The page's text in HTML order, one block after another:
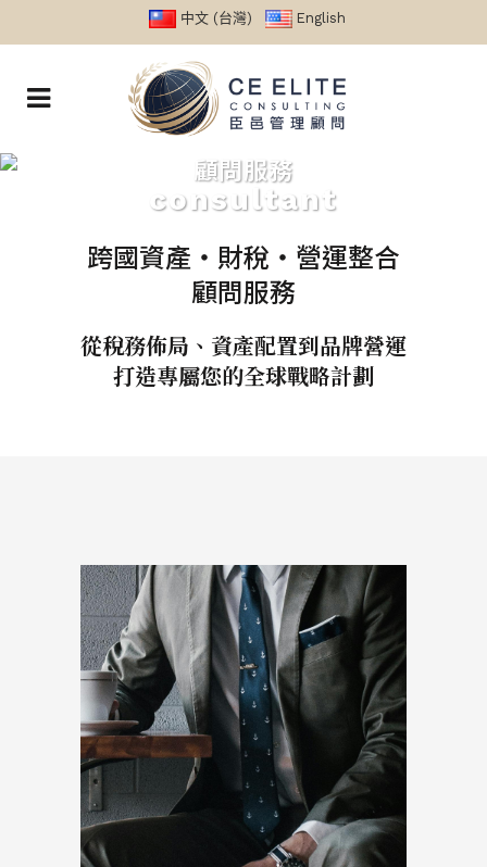
中文 (台灣) English
顧問服務
consultant
跨國資產・財稅・營運整合
顧問服務
從稅務佈局、資產配置到品牌營運
打造專屬您的全球戰略計劃